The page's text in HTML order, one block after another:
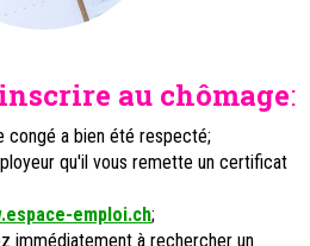
au chômage:
congé a bien été respecté;
qu'il vous remette un certificat
emploi.ch;
immédiatement à rechercher un